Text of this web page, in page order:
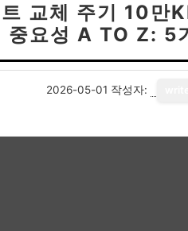
교체 주기 10만
중요성 A TO Z: 5
2026-05-01 작성자: